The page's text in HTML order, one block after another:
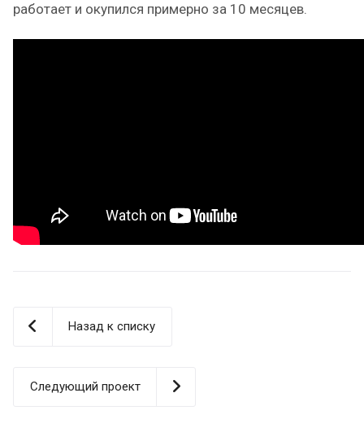
работает и окупился примерно за 10 месяцев.
Назад к списку
Следующий проект